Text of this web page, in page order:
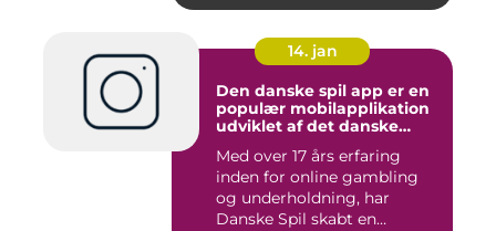
14. jan
Den danske spil app er en
populær mobilapplikation
udviklet af det danske
Med over 17 års erfaring
inden for online gambling
og underholdning, har
Danske Spil skabt en